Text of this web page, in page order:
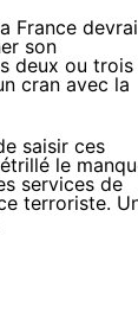
France
son
deux ou trois
cran avec la
saisir ces
le
services de
terroriste.